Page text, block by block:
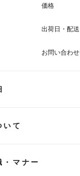
価格
出荷日・配送
お問い合わせ
いて
・マナー